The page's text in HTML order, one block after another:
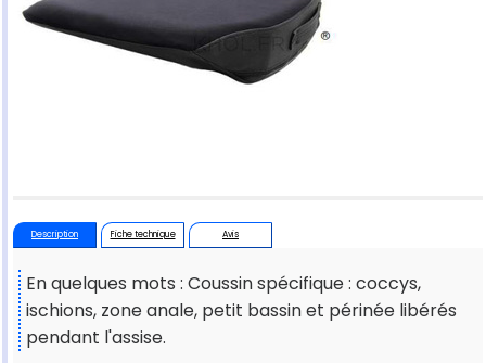
Description Fiche technique Avis
En quelques mots : Coussin spécifique : coccys,
ischions, zone anale, petit bassin et périnée libérés
pendant l'assise.